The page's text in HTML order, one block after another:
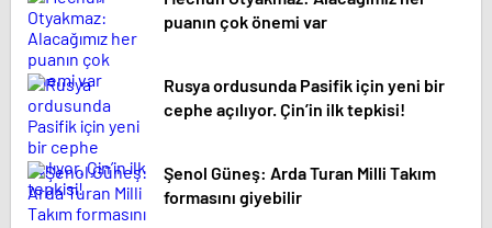
puanın çok önemi var
Rusya ordusunda Pasifik için yeni bir
cephe açılıyor. Çin’in ilk tepkisi!
Şenol Güneş: Arda Turan Milli Takım
formasını giyebilir